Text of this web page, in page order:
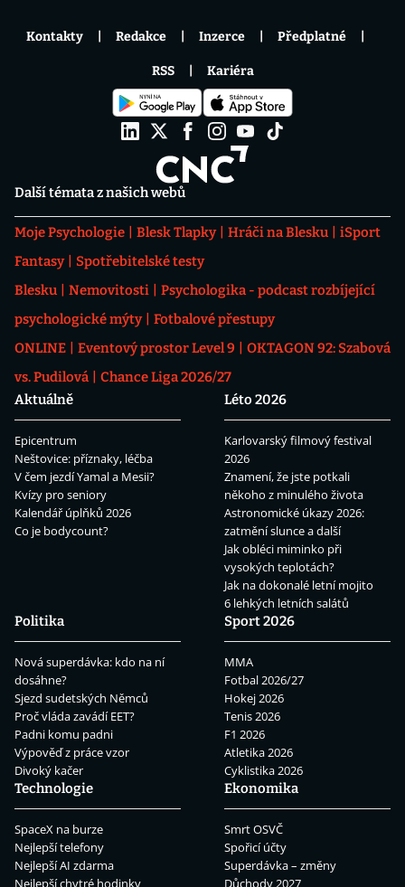
Další témata z našich webů
Moje Psychologie Blesk Tlapky Hráči na Blesku
iSport
Fantasy
Spotřebitelské testy
Blesku
Nemovitosti
Psychologika - podcast rozbíjející
psychologické mýty
Fotbalové přestupy
ONLINE
Eventový prostor Level 9
OKTAGON 92: Szabová
vs. Pudilová
Chance Liga 2026/27
Aktuálně
Epicentrum
Neštovice: příznaky, léčba
V čem jezdí Yamal a Mesii?
Kvízy pro seniory
Kalendář úplňků 2026
Co je bodycount?
Léto 2026
Karlovarský filmový festival
2026
Znamení, že jste potkali
někoho z minulého života
Astronomické úkazy 2026:
zatmění slunce a další
Jak obléci miminko při
vysokých teplotách?
Jak na dokonalé letní mojito
6 lehkých letních salátů
Politika
Nová superdávka: kdo na ní
dosáhne?
Sjezd sudetských Němců
Proč vláda zavádí EET?
Padni komu padni
Výpověď z práce vzor
Divoký kačer
Sport 2026
MMA
Fotbal 2026/27
Hokej 2026
Tenis 2026
F1 2026
Atletika 2026
Cyklistika 2026
Technologie
SpaceX na burze
Nejlepší telefony
Nejlepší AI zdarma
Nejlepší chytré hodinky
Ekonomika
Smrt OSVČ
Spořicí účty
Superdávka – změny
Důchody 2027
Kontakty Redakce Inzerce Předplatné
RSS Kariéra